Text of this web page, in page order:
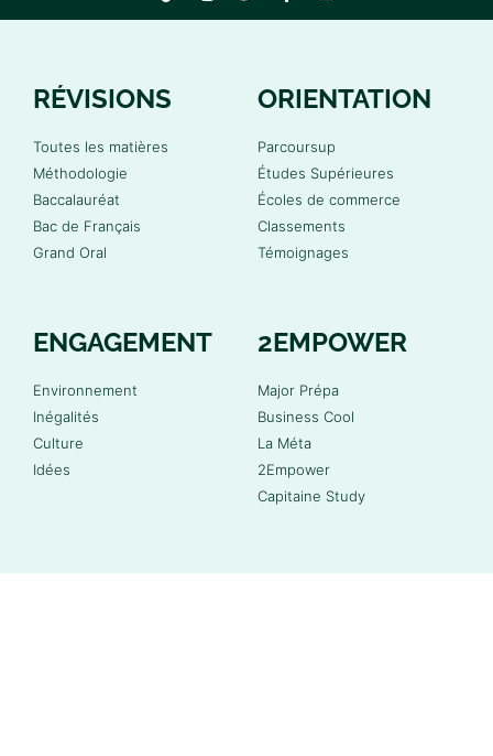
RÉVISIONS
Toutes les matières
Méthodologie
Baccalauréat
Bac de Français
Grand Oral
ORIENTATION
Parcoursup
Études Supérieures
Écoles de commerce
Classements
Témoignages
ENGAGEMENT
Environnement
Inégalités
Culture
Idées
2EMPOWER
Major Prépa
Business Cool
La Méta
2Empower
Capitaine Study